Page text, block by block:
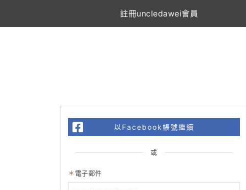
註冊uncledawei會員
以Facebook帳號繼續
或
電子郵件